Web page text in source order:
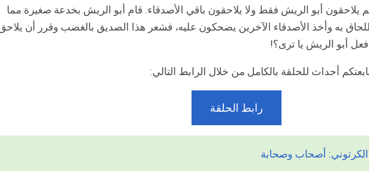
يلاحقون أبو الريش فقط ولا يلاحقون باقي الأصدقاء. قام أبو الريش بخدعة صغيرة مما
به وأخذ الأصدقاء الآخرين يضحكون عليه، فشعر هذا الصديق بالغضب وقرر أن
فعل أبو الريش يا ترى؟!
أحداث للحلقة بالكامل من خلال الرابط التالي:
رابط الحلقة
أصحاب وصحابة